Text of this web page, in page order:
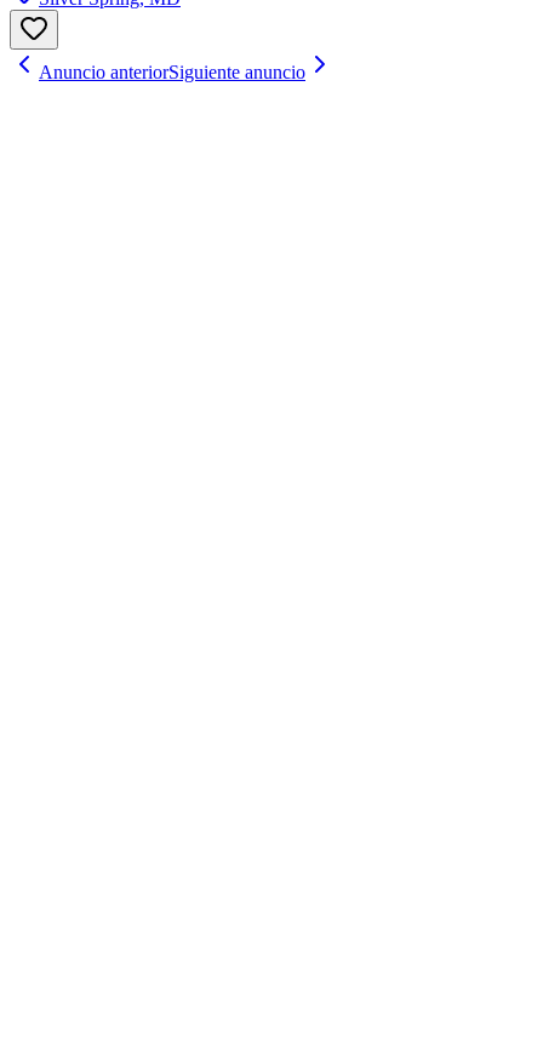
Anuncio anteriorSiguiente anuncio